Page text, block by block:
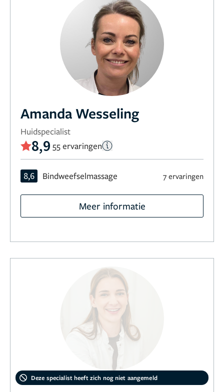
Amanda Wesseling
Huidspecialist
8,9 55 ervaringen
8,6 Bindweefselmassage 7 ervaringen
Meer informatie
Deze specialist heeft zich nog niet aangemeld